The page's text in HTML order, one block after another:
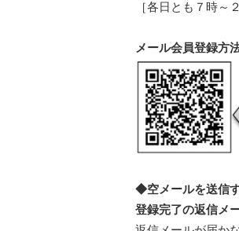
［各日とも７時～
メール会員登録方
◆空メールを送信
登録完了の返信メ